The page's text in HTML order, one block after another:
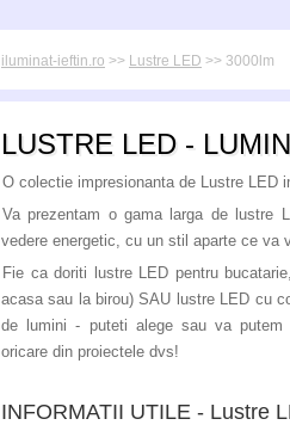
iluminat-ieftin.ro >> Lustre LED >> 3000lm
LUSTRE LED -
O colectie impresionanta de Lustre LED
Va prezentam o gama larga de lustre
vedere energetic, cu un stil aparte ce va
Fie ca doriti lustre LED pentru
acasa sau la birou) SAU lustre LED cu
de lumini - puteti alege sau va putem
oricare din proiectele dvs!
INFORMATII UTILE - Lustre